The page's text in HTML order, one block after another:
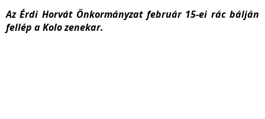
Az Érdi Horvát Önkormányzat február 15-ei rác bálján
fellép a Kolo zenekar.